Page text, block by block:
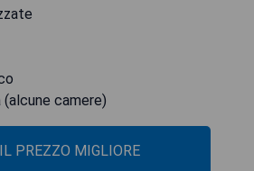
camere)
PREZZO MIGLIORE